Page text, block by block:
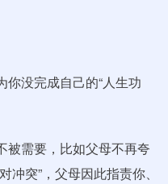
没完成自己的“人生功
被需要，比如父母不再夸
突”，父母因此指责你、